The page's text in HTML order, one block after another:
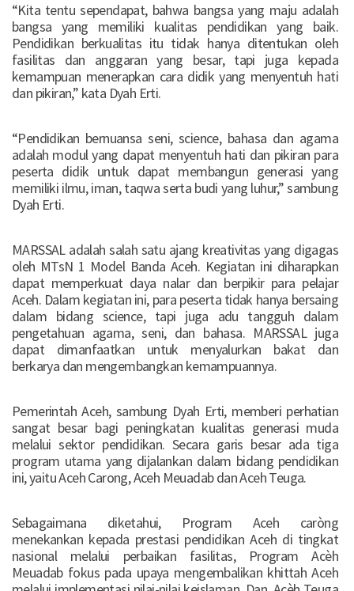
“Kita tentu sependapat, bahwa bangsa yang maju adalah
bangsa yang memiliki kualitas pendidikan yang baik.
Pendidikan berkualitas itu tidak hanya ditentukan oleh
fasilitas dan anggaran yang besar, tapi juga kepada
kemampuan menerapkan cara didik yang menyentuh hati
dan pikiran,” kata Dyah Erti.
“Pendidikan bernuansa seni, science, bahasa dan agama
adalah modul yang dapat menyentuh hati dan pikiran para
peserta didik untuk dapat membangun generasi yang
memiliki ilmu, iman, taqwa serta budi yang luhur,” sambung
Dyah Erti.
MARSSAL adalah salah satu ajang kreativitas yang digagas
oleh MTsN 1 Model Banda Aceh. Kegiatan ini diharapkan
dapat memperkuat daya nalar dan berpikir para pelajar
Aceh. Dalam kegiatan ini, para peserta tidak hanya bersaing
dalam bidang science, tapi juga adu tangguh dalam
pengetahuan agama, seni, dan bahasa. MARSSAL juga
dapat dimanfaatkan untuk menyalurkan bakat dan
berkarya dan mengembangkan kemampuannya.
Pemerintah Aceh, sambung Dyah Erti, memberi perhatian
sangat besar bagi peningkatan kualitas generasi muda
melalui sektor pendidikan. Secara garis besar ada tiga
program utama yang dijalankan dalam bidang pendidikan
ini, yaitu Aceh Carong, Aceh Meuadab dan Aceh Teuga.
Sebagaimana diketahui, Program Aceh caròng
menekankan kepada prestasi pendidikan Aceh di tingkat
nasional melalui perbaikan fasilitas, Program Acèh
Meuadab fokus pada upaya mengembalikan khittah Aceh